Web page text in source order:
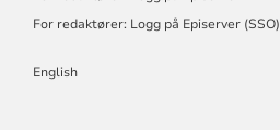
For redaktører: Logg på Episerver (SSO)
English